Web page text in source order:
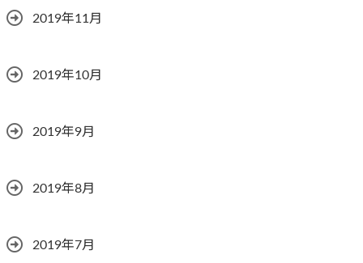
2019年11月
2019年10月
2019年9月
2019年8月
2019年7月